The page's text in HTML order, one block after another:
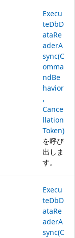
Execu
teDbD
ataRe
aderA
sync(C
omma
ndBe
havior
,
Cance
llation
Token)
を呼び
出しま
す。
Execu
teDbD
ataRe
aderA
sync(C